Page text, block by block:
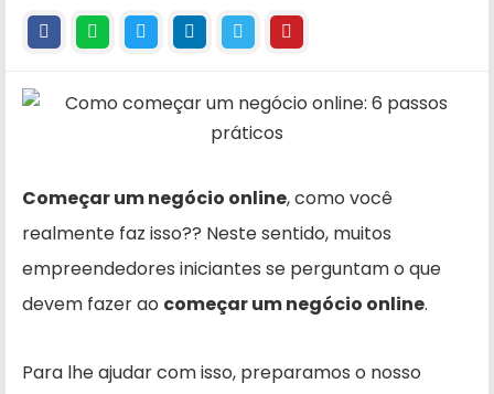
Começar um negócio online, como você
realmente faz isso?? Neste sentido, muitos
empreendedores iniciantes se perguntam o que
devem fazer ao começar um negócio online.
Para lhe ajudar com isso, preparamos o nosso